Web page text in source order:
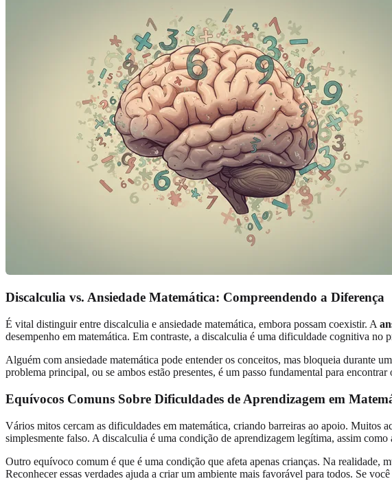
Discalculia vs. Ansiedade Matemática: Compreendendo a Diferença
É vital distinguir entre discalculia e ansiedade matemática, embora possam coexistir. A
desempenho em matemática. Em contraste, a discalculia é uma dificuldade cognitiva no
Alguém com ansiedade matemática pode entender os conceitos, mas bloqueia durante
problema principal, ou se ambos estão presentes, é um passo fundamental para encontrar
Equívocos Comuns Sobre Dificuldades de Aprendizagem em
Vários mitos cercam as dificuldades em matemática, criando barreiras ao apoio. Muitos
simplesmente falso. A discalculia é uma condição de aprendizagem legítima, assim como
Outro equívoco comum é que é uma condição que afeta apenas crianças. Na realidade,
Reconhecer essas verdades ajuda a criar um ambiente mais favorável para todos. Se